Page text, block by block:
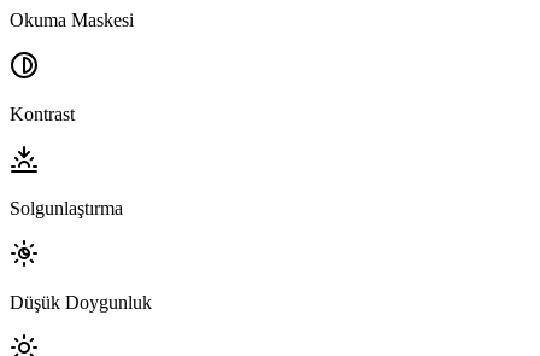
Okuma Maskesi
Kontrast
Solgunlaştırma
Düşük Doygunluk